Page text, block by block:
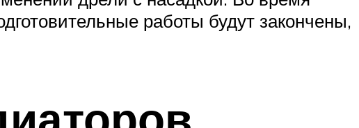
работы будут закончены,